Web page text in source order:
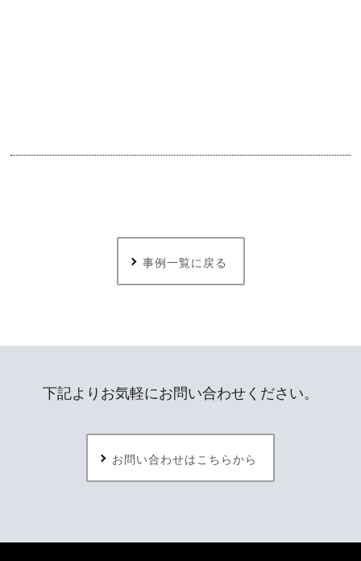
事例一覧に戻る
下記よりお気軽にお問い合わせください。
お問い合わせはこちらから